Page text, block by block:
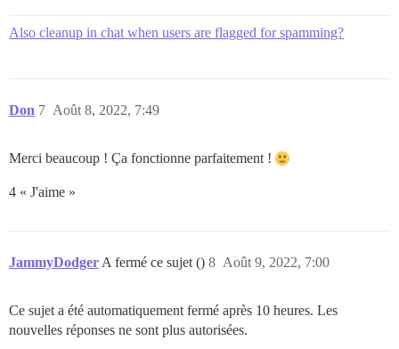
Also cleanup in chat when users are flagged for spamming?
Don Août 8, 2022, 7:49
7
Merci beaucoup ! Ça fonctionne parfaitement !
4 « J'aime »
JammyDodgerA fermé ce sujet () Août 9, 2022, 7:00
8
Ce sujet a été automatiquement fermé après 10 heures. Les
nouvelles réponses ne sont plus autorisées.